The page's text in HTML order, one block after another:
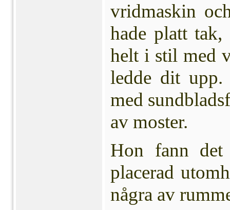
vridmaskin
hade platt
helt i stil med
ledde dit
med
av moster.
Hon fann
placerad
några av